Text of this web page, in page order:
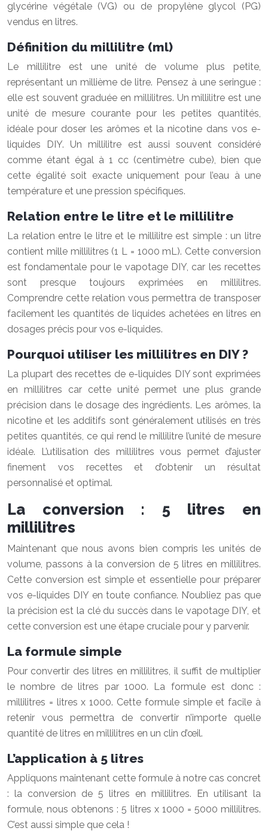
glycérine végétale (VG) ou de propylène glycol (PG)
vendus en litres.
Définition du millilitre (ml)
Le millilitre est une unité de volume plus petite,
représentant un millième de litre. Pensez à une seringue :
elle est souvent graduée en millilitres. Un millilitre est une
unité de mesure courante pour les petites quantités,
idéale pour doser les arômes et la nicotine dans vos e-
liquides DIY. Un millilitre est aussi souvent considéré
comme étant égal à 1 cc (centimètre cube), bien que
cette égalité soit exacte uniquement pour l’eau à une
température et une pression spécifiques.
Relation entre le litre et le millilitre
La relation entre le litre et le millilitre est simple : un litre
contient mille millilitres (1 L = 1000 mL). Cette conversion
est fondamentale pour le vapotage DIY, car les recettes
sont presque toujours exprimées en millilitres.
Comprendre cette relation vous permettra de transposer
facilement les quantités de liquides achetées en litres en
dosages précis pour vos e-liquides.
Pourquoi utiliser les millilitres en DIY ?
La plupart des recettes de e-liquides DIY sont exprimées
en millilitres car cette unité permet une plus grande
précision dans le dosage des ingrédients. Les arômes, la
nicotine et les additifs sont généralement utilisés en très
petites quantités, ce qui rend le millilitre l’unité de mesure
idéale. L’utilisation des millilitres vous permet d’ajuster
finement vos recettes et d’obtenir un résultat
personnalisé et optimal.
La conversion : 5 litres en
millilitres
Maintenant que nous avons bien compris les unités de
volume, passons à la conversion de 5 litres en millilitres.
Cette conversion est simple et essentielle pour préparer
vos e-liquides DIY en toute confiance. N’oubliez pas que
la précision est la clé du succès dans le vapotage DIY, et
cette conversion est une étape cruciale pour y parvenir.
La formule simple
Pour convertir des litres en millilitres, il suffit de multiplier
le nombre de litres par 1000. La formule est donc :
millilitres = litres x 1000. Cette formule simple et facile à
retenir vous permettra de convertir n’importe quelle
quantité de litres en millilitres en un clin d’œil.
L’application à 5 litres
Appliquons maintenant cette formule à notre cas concret
: la conversion de 5 litres en millilitres. En utilisant la
formule, nous obtenons : 5 litres x 1000 = 5000 millilitres.
C’est aussi simple que cela !